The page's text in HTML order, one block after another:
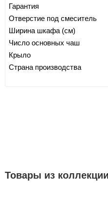
Гарантия
Отверстие под смеситель
Ширина шкафа (см)
Число основных чаш
Крыло
Страна производства
Товары из коллекции